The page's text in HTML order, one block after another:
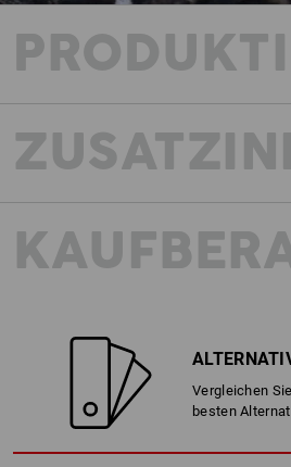
Vergleichen
besten